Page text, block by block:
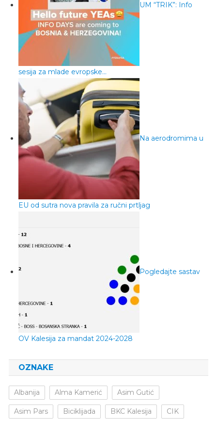
UM “TRIK”: Info
sesija za mlade evropske…
Na aerodromima u
EU od sutra nova pravila za ručni prtljag
Pogledajte sastav
OV Kalesija za mandat 2024-2028
OZNAKE
Albanija Alma Kamerić Asim Gutić
Asim Pars Biciklijada BKC Kalesija CIK